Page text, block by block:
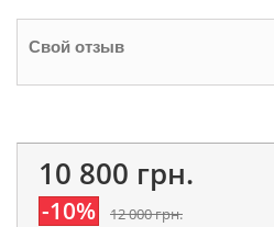
Свой отзыв
10 800 грн.
-10% 12 000 грн.